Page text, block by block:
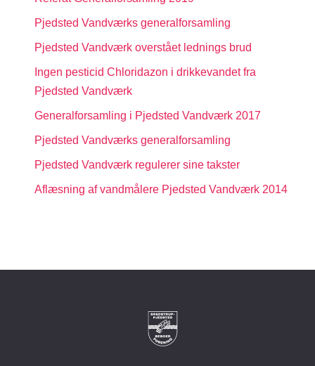
Pjedsted Vandværks generalforsamling
Pjedsted Vandværk overstået lednings brud
Ingen pesticid Chloridazon i drikkevandet fra
Pjedsted Vandværk
Generalforsamling i Pjedsted Vandværk 2017
Pjedsted Vandværks generalforsamling
Pjedsted Vandværk regulerer sine takster
Aflæsning af vandmålere Pjedsted Vandværk 2014